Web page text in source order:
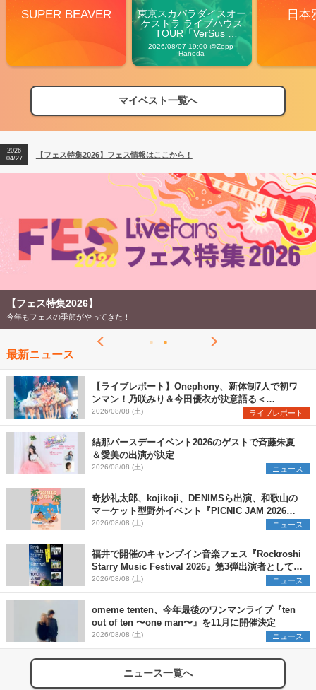
SUPER BEAVER
東京スカパラダイスオー
ケストラ ライブハウス
TOUR「VerSus
Carnival」
2026/08/07 19:00 @Zepp
Haneda
日本
マイベスト一覧へ
【フェス特集2026】フェス情報はここから！
【ライブ動員ランキング】2026年上半期編発表！
2026
04/27
【フェス特集2026】フェス情報はここから！
2026
【ライブ動員ランキング】2026年上半期編発表！
【フェス特集2026】
今年もフェスの季節がやってきた！
最新ニュース
【ライブレポート】Onephony、新体制7人で初ワ
ンマン！乃咲みり＆今田優衣が決意語る＜
Onephony新体制1st Oneman Live はじまりの夏
＞
2026/08/08 (土) ライブレポート
結那バースデーイベント2026のゲストで斉藤朱夏
＆愛美の出演が決定
2026/08/08 (土) ニュース
奇妙礼太郎、kojikoji、DENIMSら出演、和歌山の
マーケット型野外イベント『PICNIC JAM 2026』
早割チケット発売開始
2026/08/08 (土) ニュース
福井で開催のキャンプイン音楽フェス『Rockroshi
Starry Music Festival 2026』第3弾出演者として
SCOOBIE DO、かりゆし58、Reiを発表
2026/08/08 (土) ニュース
omeme tenten、今年最後のワンマンライブ『ten
out of ten 〜one man〜』を11月に開催決定
2026/08/08 (土) ニュース
ニュース一覧へ